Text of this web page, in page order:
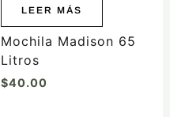
LEER MÁS
Mochila Madison 65
Litros
$40.00